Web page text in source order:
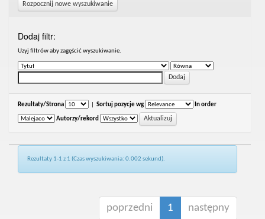
Rozpocznij nowe wyszukiwanie
Dodaj filtr:
Uzyj filtrów aby zagęścić wyszukiwanie.
Rezultaty/Strona Sortuj pozycje wg In order
Autorzy/rekord
Rezultaty 1-1 z 1 (Czas wyszukiwania: 0.002 sekund).
poprzedni 1 następny